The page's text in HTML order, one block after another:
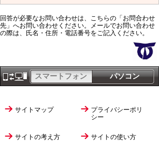
回答が必要なお問い合わせは、こちらの「お問合わせ
先」へお問い合わせください。メールでお問い合わせ
の際は、氏名・住所・電話番号をご記入ください。
パソコン
スマートフォン
サイトマップ
プライバシーポリ
シー
サイトの考え方 サイトの使い方